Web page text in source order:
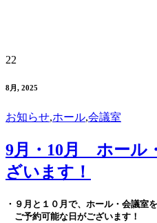
22
8月, 2025
お知らせ,ホール,会議室
9月・10月 ホール
ざいます！
・９月と１０月で、ホール・会議室
ご予約可能な日がございます！